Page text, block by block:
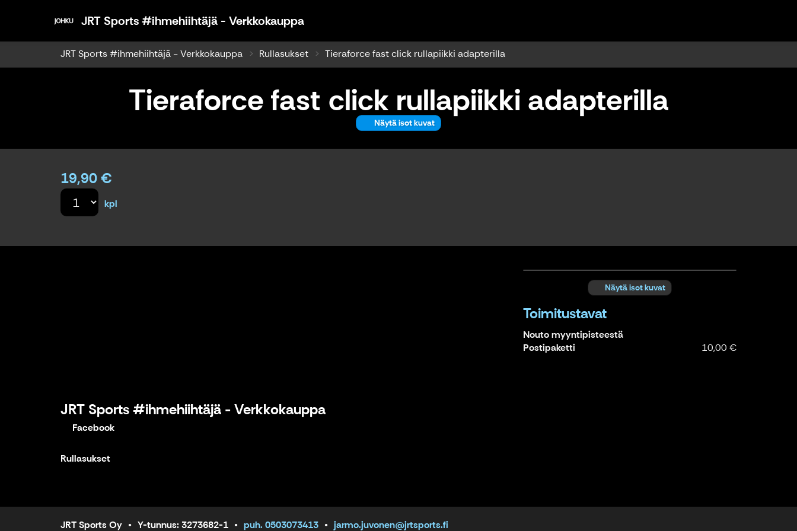
JRT Sports #ihmehiihtäjä - VerkkokauppaJRT Sports #ihmehiihtäjä - Verkkokauppa
JRT Sports #ihmehiihtäjä - Verkkokauppa Rullasukset Tieraforce fast click rullapiikki adapterilla
Tieraforce fast click rullapiikki adapterilla
Näytä isot kuvat
19,90 €
kpl
Näytä isot kuvat
Toimitustavat
Nouto myyntipisteestä
Postipaketti
10,00 €
JRT Sports #ihmehiihtäjä - Verkkokauppa
Facebook
Rullasukset
JRT Sports Oy Y-tunnus: 3273682-1 puh. 0503073413 jarmo.juvonen@jrtsports.fi